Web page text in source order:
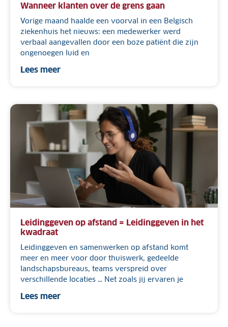
Wanneer klanten over de grens gaan
Vorige maand haalde een voorval in een Belgisch
ziekenhuis het nieuws: een medewerker werd
verbaal aangevallen door een boze patiënt die zijn
ongenoegen luid en
Lees meer
Leidinggeven op afstand = Leidinggeven in het
kwadraat
Leidinggeven en samenwerken op afstand komt
meer en meer voor door thuiswerk, gedeelde
landschapsbureaus, teams verspreid over
verschillende locaties … Net zoals jij ervaren je
Lees meer